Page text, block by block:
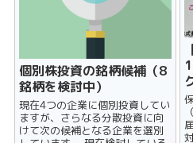
個別株投資の銘柄候補（8
銘柄を検討中）
現在4つの企業に個別投資してい
ますが、さらなる分散投資に向
けて次の候補となる企業を選別